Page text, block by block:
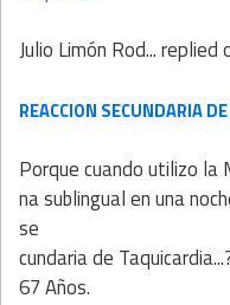
Julio Limón Rod...replied
REACCION SECUNDARIA
Porque cuando utilizo la
na sublingual en una
se
cundaria de
67 Años.